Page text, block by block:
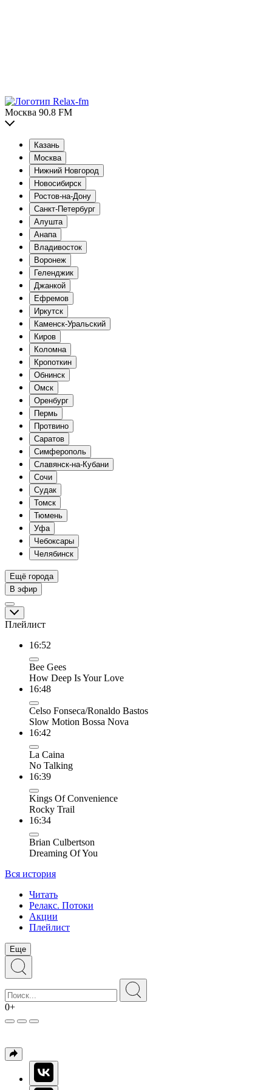
Москва 90.8 FM
Казань
Москва
Нижний Новгород
Новосибирск
Ростов-на-Дону
Санкт-Петербург
Алушта
Анапа
Владивосток
Воронеж
Геленджик
Джанкой
Ефремов
Иркутск
Каменск-Уральский
Киров
Коломна
Кропоткин
Обнинск
Омск
Оренбург
Пермь
Протвино
Саратов
Симферополь
Славянск-на-Кубани
Сочи
Судак
Томск
Тюмень
Уфа
Чебоксары
Челябинск
Ещё города
В эфир
Плейлист
16:52
Bee Gees
How Deep Is Your Love
16:48
Celso Fonseca/Ronaldo Bastos
Slow Motion Bossa Nova
16:42
La Caina
No Talking
16:39
Kings Of Convenience
Rocky Trail
16:34
Brian Culbertson
Dreaming Of You
Вся история
Читать
Релакс. Потоки
Акции
Плейлист
Еще
0+